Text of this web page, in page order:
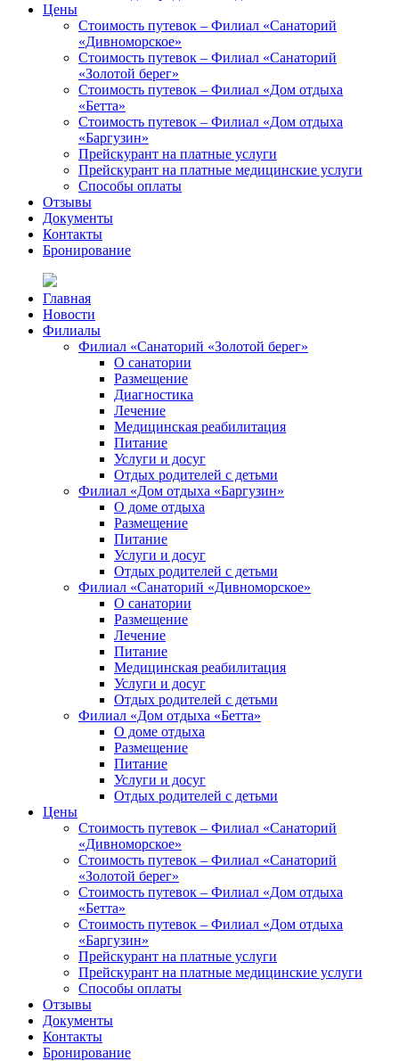
Цены
Стоимость путевок – Филиал «Санаторий
«Дивноморское»
Стоимость путевок – Филиал «Санаторий
«Золотой берег»
Стоимость путевок – Филиал «Дом отдыха
«Бетта»
Стоимость путевок – Филиал «Дом отдыха
«Баргузин»
Прейскурант на платные услуги
Прейскурант на платные медицинские услуги
Способы оплаты
Отзывы
Документы
Контакты
Бронирование
Главная
Новости
Филиалы
Филиал «Санаторий «Золотой берег»
О санатории
Размещение
Диагностика
Лечение
Медицинская реабилитация
Питание
Услуги и досуг
Отдых родителей с детьми
Филиал «Дом отдыха «Баргузин»
О доме отдыха
Размещение
Питание
Услуги и досуг
Отдых родителей с детьми
Филиал «Санаторий «Дивноморское»
О санатории
Размещение
Лечение
Питание
Медицинская реабилитация
Услуги и досуг
Отдых родителей с детьми
Филиал «Дом отдыха «Бетта»
О доме отдыха
Размещение
Питание
Услуги и досуг
Отдых родителей с детьми
Цены
Стоимость путевок – Филиал «Санаторий
«Дивноморское»
Стоимость путевок – Филиал «Санаторий
«Золотой берег»
Стоимость путевок – Филиал «Дом отдыха
«Бетта»
Стоимость путевок – Филиал «Дом отдыха
«Баргузин»
Прейскурант на платные услуги
Прейскурант на платные медицинские услуги
Способы оплаты
Отзывы
Документы
Контакты
Бронирование